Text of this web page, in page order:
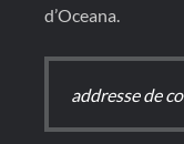
d’Oceana.